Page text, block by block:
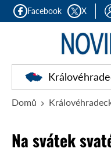
Facebook X
Domů
Na svátek